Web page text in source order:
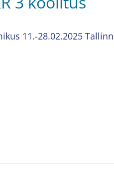
11.-28.02.2025